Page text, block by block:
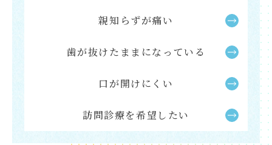
親知らずが痛い
歯が抜けたままになっている
口が開けにくい
訪問診療を希望したい